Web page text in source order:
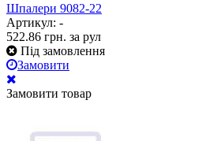
Шпалери 9082-22
Артикул: -
522.86 грн. за рул
Під замовлення
Замовити
Замовити товар